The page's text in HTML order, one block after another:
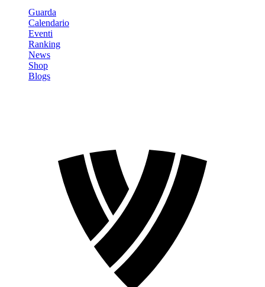
Guarda
Calendario
Eventi
Ranking
News
Shop
Blogs